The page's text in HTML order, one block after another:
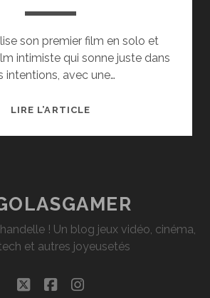
son premier film en solo et
intimiste qui sonne juste dans
intentions, avec une…
LIRE L’ARTICLE[CINÉ]
! Un blog jeux vidéo, cinéma,
et autres joyeusetés
twitterfacebookinstagram